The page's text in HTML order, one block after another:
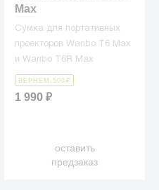
Max
Сумка для портативных
проекторов Wanbo T6 Max
и Wanbo T6R Max
ВЕРНЕМ 500 ₽
1 990₽
оставить
предзаказ